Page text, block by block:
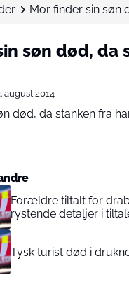
Mor finder sin søn
søn død,
august 2014
Forældre tiltalt for
rystende detaljer i
Tysk turist død i